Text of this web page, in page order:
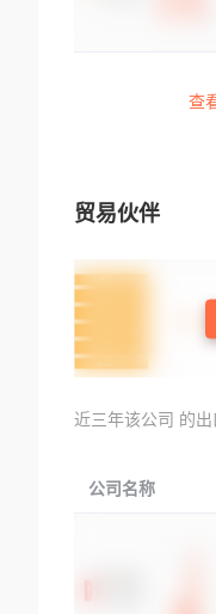
查
贸易伙伴
近三年该公司 的
公司名称